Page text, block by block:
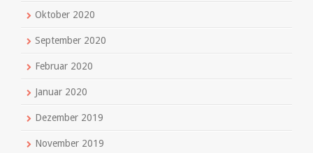
Oktober 2020
September 2020
Februar 2020
Januar 2020
Dezember 2019
November 2019